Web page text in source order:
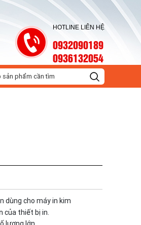
HOTLINE LIÊN HỆ
0932090189
0936132054
dùng cho máy in kim
của thiết bị in.
lượng lớn.